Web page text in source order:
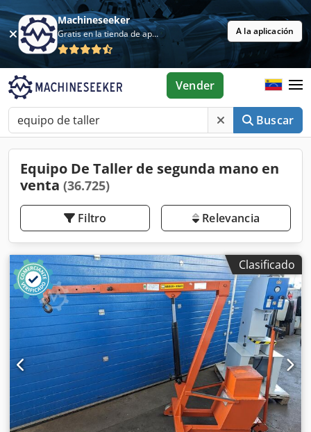
Machineseeker
Gratis en la tienda de aplicaciones A la aplicación
Buscar
Vender
Equipo De Taller de segunda mano en
venta (36.725)
Filtro Relevancia
Clasificado